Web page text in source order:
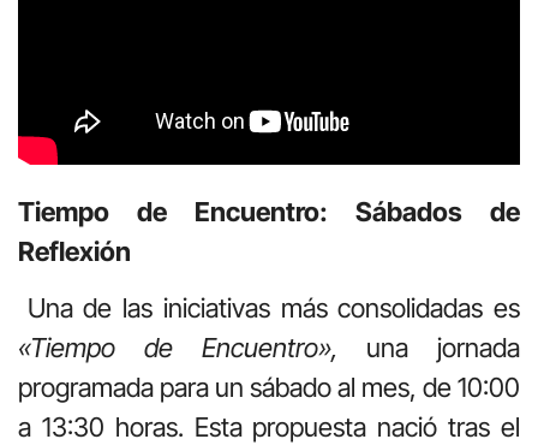
Tiempo de Encuentro: Sábados de
Reflexión
Una de las iniciativas más consolidadas es
«Tiempo de Encuentro», una jornada
programada para un sábado al mes, de 10:00
a 13:30 horas. Esta propuesta nació tras el